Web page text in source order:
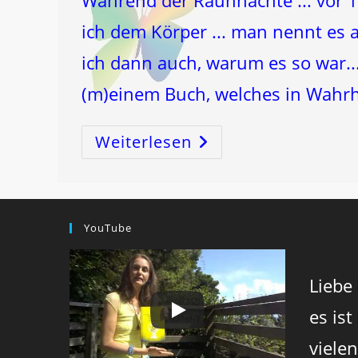
ich dem Körper ... man nennt
ich dann auch, warum es so
(m)einem Buch, welches in
Weiterlesen Als
Ich
Vor
2011
/12
YouTube
es ist